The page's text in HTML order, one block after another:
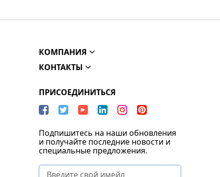
КОМПАНИЯ
КОНТАКТЫ
ПРИСОЕДИНИТЬСЯ
Подпишитесь на наши обновления
и получайте последние новости и
специальные предложения.